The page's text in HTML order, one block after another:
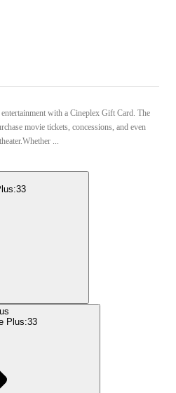
with a Cineplex Gift Card. The
movie tickets, concessions, and even
...
33
Plus:33